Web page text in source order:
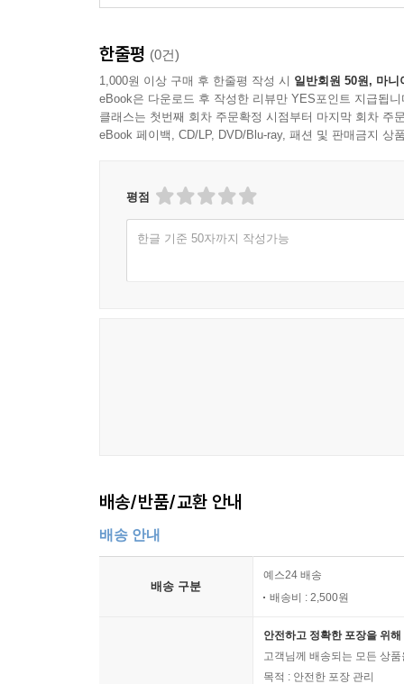
한줄평 (0건)
1,000원 이상 구매 후 한줄평 작성 시 일반회원 50원, 마니
eBook은 다운로드 후 작성한 리뷰만 YES포인트 지급됩니
클래스는 첫번째 회차 주문확정 시점부터 마지막 회차 주
eBook 페이백, CD/LP, DVD/Blu-ray, 패션 및 판매금지 상
평점
한글 기준 50자까지 작성가능
배송/반품/교환 안내
배송 안내
배송 구분
예스24 배송
배송비 : 2,500원
안전하고 정확한 포장을 위
고객님께 배송되는 모든 상
목적 : 안전한 포장 관리